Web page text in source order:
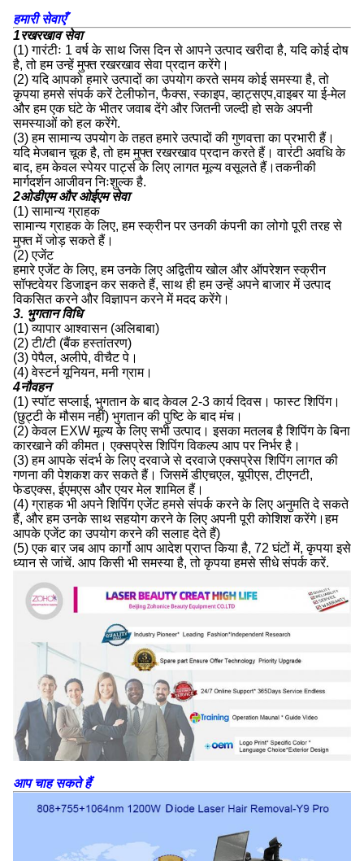
हमारी सेवाएँ
1रखरखाव सेवा
(1) गारंटीः 1 वर्ष के साथ जिस दिन से आपने उत्पाद खरीदा है, यदि कोई दोष
है, तो हम उन्हें मुफ्त रखरखाव सेवा प्रदान करेंगे।
(2) यदि आपको हमारे उत्पादों का उपयोग करते समय कोई समस्या है, तो
कृपया हमसे संपर्क करें टेलीफोन, फैक्स, स्काइप, व्हाट्सएप,वाइबर या ई-मेल
और हम एक घंटे के भीतर जवाब देंगे और जितनी जल्दी हो सके अपनी
समस्याओं को हल करेंगे.
(3) हम सामान्य उपयोग के तहत हमारे उत्पादों की गुणवत्ता का प्रभारी हैं।
यदि मेजबान चूक है, तो हम मुफ्त रखरखाव प्रदान करते हैं। वारंटी अवधि के
बाद, हम केवल स्पेयर पार्ट्स के लिए लागत मूल्य वसूलते हैं।तकनीकी
मार्गदर्शन आजीवन निःशुल्क है.
2ओडीएम और ओईएम सेवा
(1) सामान्य ग्राहक
सामान्य ग्राहक के लिए, हम स्क्रीन पर उनकी कंपनी का लोगो पूरी तरह से
मुफ्त में जोड़ सकते हैं।
(2) एजेंट
हमारे एजेंट के लिए, हम उनके लिए अद्वितीय खोल और ऑपरेशन स्क्रीन
सॉफ्टवेयर डिजाइन कर सकते हैं, साथ ही हम उन्हें अपने बाजार में उत्पाद
विकसित करने और विज्ञापन करने में मदद करेंगे।
3. भुगतान विधि
(1) व्यापार आश्वासन (अलिबाबा)
(2) टी/टी (बैंक हस्तांतरण)
(3) पेपैल, अलीपे, वीचैट पे।
(4) वेस्टर्न यूनियन, मनी ग्राम।
4नौवहन
(1) स्पॉट सप्लाई, भुगतान के बाद केवल 2-3 कार्य दिवस। फास्ट शिपिंग।
(छुट्टी के मौसम नहीं) भुगतान की पुष्टि के बाद मंच।
(2) केवल EXW मूल्य के लिए सभी उत्पाद। इसका मतलब है शिपिंग के बिना
कारखाने की कीमत। एक्सप्रेस शिपिंग विकल्प आप पर निर्भर है।
(3) हम आपके संदर्भ के लिए दरवाजे से दरवाजे एक्सप्रेस शिपिंग लागत की
गणना की पेशकश कर सकते हैं। जिसमें डीएचएल, यूपीएस, टीएनटी,
फेडएक्स, ईएमएस और एयर मेल शामिल हैं।
(4) ग्राहक भी अपने शिपिंग एजेंट हमसे संपर्क करने के लिए अनुमति दे सकते
हैं, और हम उनके साथ सहयोग करने के लिए अपनी पूरी कोशिश करेंगे।हम
आपके एजेंट का उपयोग करने की सलाह देते हैं)
(5) एक बार जब आप कार्गो आप आदेश प्राप्त किया है, 72 घंटों में, कृपया इसे
ध्यान से जांचें. आप किसी भी समस्या है, तो कृपया हमसे सीधे संपर्क करें.
आप चाह सकते हैं